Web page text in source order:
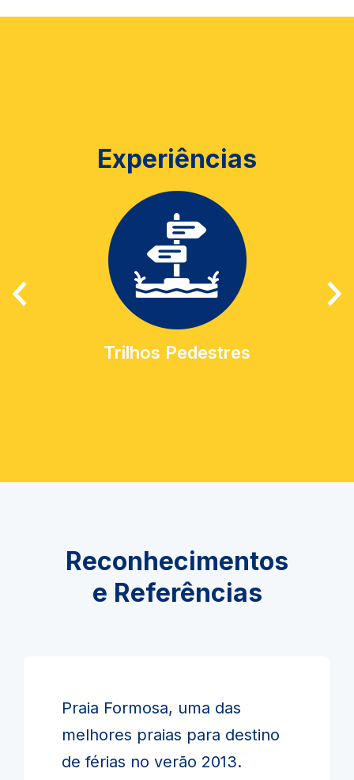
Experiências
Trilhos Pedestres
Reconhecimentos
e Referências
Praia Formosa, uma das
melhores praias para destino
de férias no verão 2013.